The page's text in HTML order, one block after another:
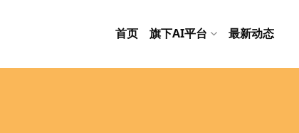
首页 旗下AI平台 最新动态